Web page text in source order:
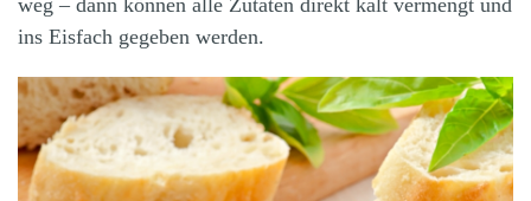
ins Eisfach gegeben werden.